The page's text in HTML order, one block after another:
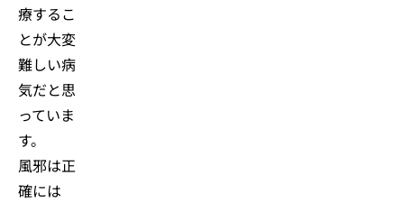
療するこ
とが大変
難しい病
気だと思
っていま
す。
風邪は正
確には